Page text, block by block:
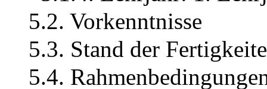
5.2. Vorkenntnisse
5.3. Stand der
5.4.